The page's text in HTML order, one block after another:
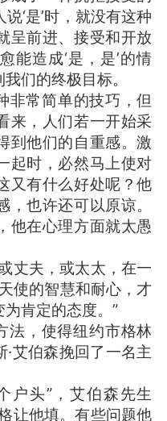
‘是’时，就没有这种
呈前进、接受和开放
能造成‘是，是’的情
们的终极目标。
常简单的技巧，但
来，人们若一开始采
到他们的自重感。激
起时，必然马上使对
又有什么好处呢？他
也许还可以原谅。
他在心理方面就太愚
夫，或太太，在一
使的智慧和耐心，才
肯定的态度。”
，使得纽约市格林
艾伯森挽回了一名主
头”，艾伯森先生
让他填。有些问题他